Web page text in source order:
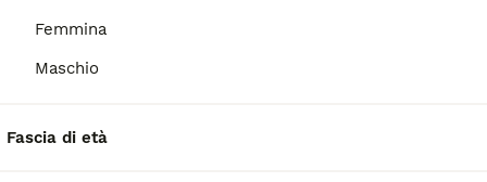
Femmina
Maschio
Fascia di età
generalmente tra 800 e 1.500 euro. È
garantiscano la salute e la corretta